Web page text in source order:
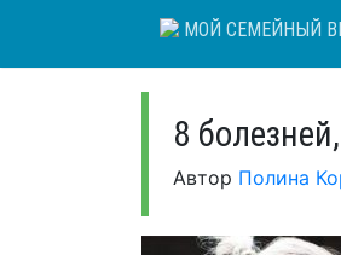
content
МОЙ СЕМЕЙНЫЙ
8
Автор Полина